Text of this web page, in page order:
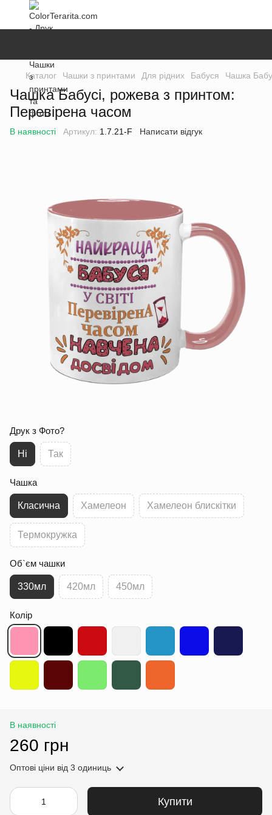
Каталог Чашки з принтами Для рідних Бабуся Чашка
Чашка Бабусі, рожева з принтом:
Перевірена часом
В наявності Артикул: 1.7.21-F Написати відгук
Друк з Фото?
Ні Так
Чашка
Класична Хамелеон Хамелеон блискітки
Термокружка
Об`єм чашки
330мл 420мл 450мл
Колір
В наявності
260 грн
Оптові ціни від 3 одиниць
Купити